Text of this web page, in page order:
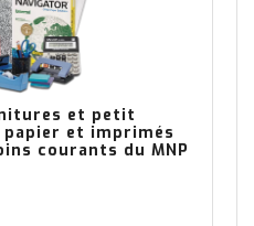
et petit
et imprimés
courants du MNP